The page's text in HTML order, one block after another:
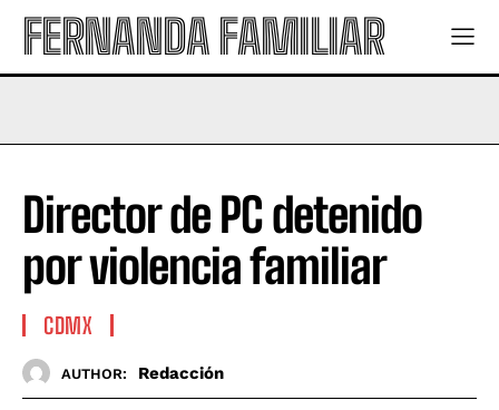
FERNANDA FAMILIAR
Director de PC detenido
por violencia familiar
CDMX
AUTHOR: Redacción